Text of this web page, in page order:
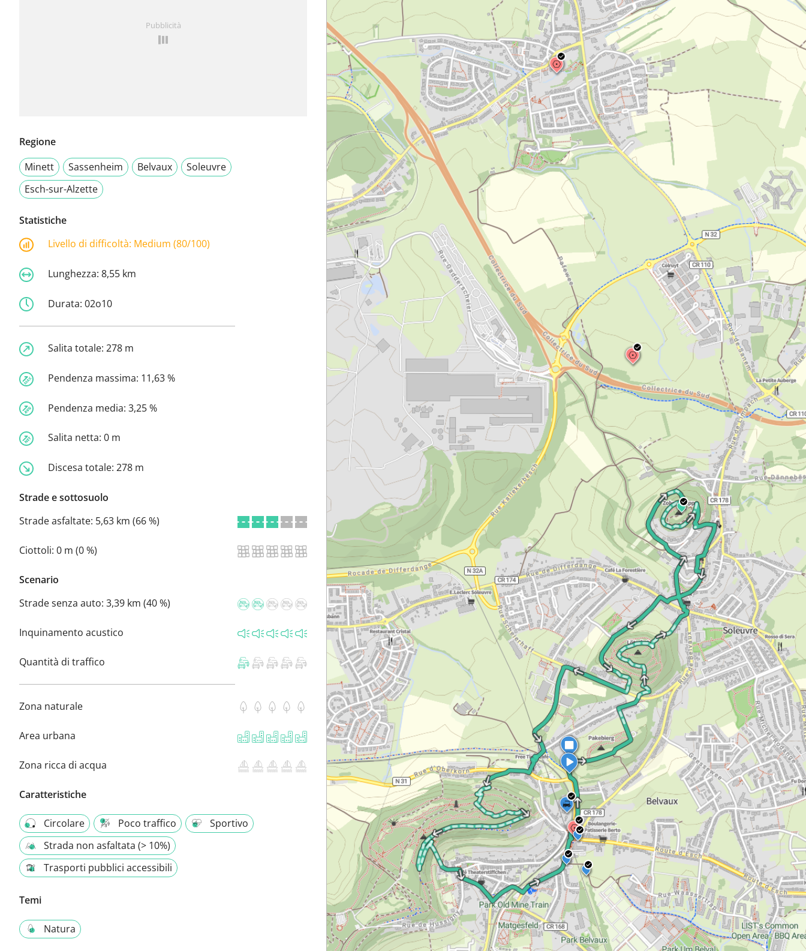
Pubblicità
Regione
Minett
Sassenheim Belvaux
Soleuvre
Esch-sur-Alzette
Statistiche
Livello di difficoltà: Medium (80/100)
Lunghezza: 8,55 km
Durata: 02o10
Salita totale: 278 m
Pendenza massima: 11,63 %
Pendenza media: 3,25 %
Salita netta: 0 m
Discesa totale: 278 m
Strade e sottosuolo
Strade asfaltate: 5,63 km (66 %)
Ciottoli: 0 m (0 %)
Scenario
Strade senza auto: 3,39 km (40 %)
Inquinamento acustico
Quantità di traffico
Zona naturale
Area urbana
Zona ricca di acqua
Caratteristiche
Circolare Poco traffico
Sportivo
Strada non asfaltata (> 10%)
Trasporti pubblici accessibili
Temi
Natura